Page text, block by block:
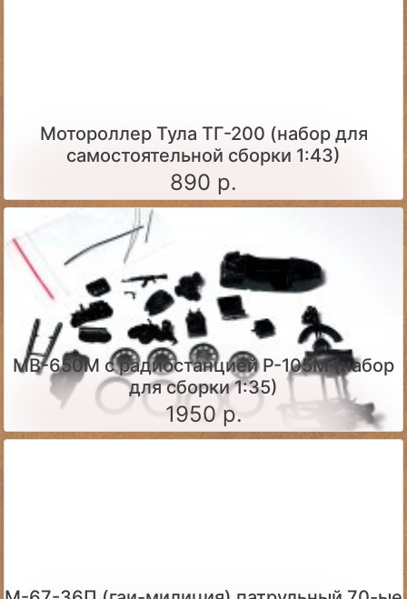
Мотороллер Тула ТГ-200 (набор для
самостоятельной сборки 1:43)
890 р.
МВ-650М с радиостанцией Р-105М (набор
для сборки 1:35)
1950 р.